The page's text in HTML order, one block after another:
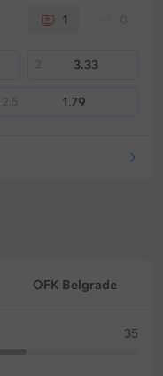
1
2 3.33
2.5 1.79
OFK Belgrade
35